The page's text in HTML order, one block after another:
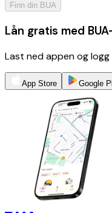
Finn din BUA
Lån gratis med
Last ned appen og
App Store Google